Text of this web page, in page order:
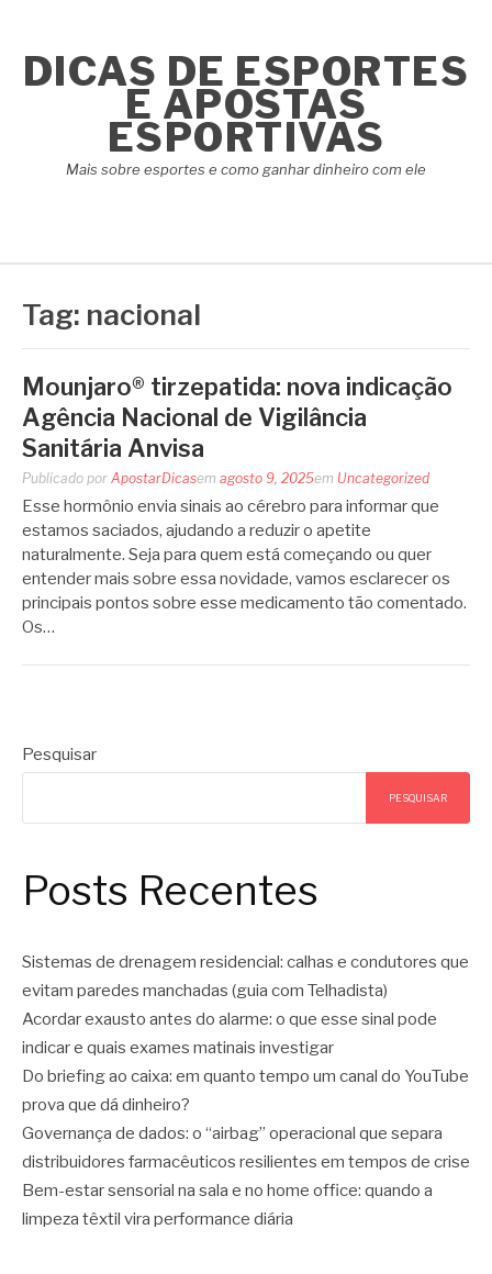
conteúdo
DICAS DE ESPORTES
E APOSTAS
ESPORTIVAS
Mais sobre esportes e como ganhar dinheiro com ele
Tag: nacional
Mounjaro® tirzepatida: nova indicação
Agência Nacional de Vigilância
Sanitária Anvisa
Publicado por ApostarDicasem agosto 9, 2025em Uncategorized
Esse hormônio envia sinais ao cérebro para informar que
estamos saciados, ajudando a reduzir o apetite
naturalmente. Seja para quem está começando ou quer
entender mais sobre essa novidade, vamos esclarecer os
principais pontos sobre esse medicamento tão comentado.
Os…
Pesquisar
PESQUISAR
Posts Recentes
Sistemas de drenagem residencial: calhas e condutores que
evitam paredes manchadas (guia com Telhadista)
Acordar exausto antes do alarme: o que esse sinal pode
indicar e quais exames matinais investigar
Do briefing ao caixa: em quanto tempo um canal do YouTube
prova que dá dinheiro?
Governança de dados: o “airbag” operacional que separa
distribuidores farmacêuticos resilientes em tempos de crise
Bem-estar sensorial na sala e no home office: quando a
limpeza têxtil vira performance diária